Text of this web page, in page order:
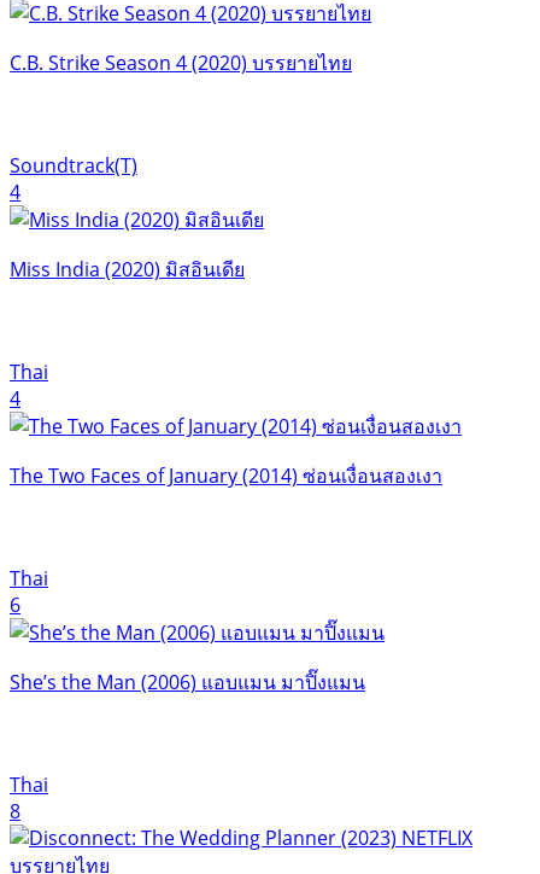
C.B. Strike Season 4 (2020) บรรยายไทย
Soundtrack(T)
4
Miss India (2020) มิสอินเดีย
Thai
4
The Two Faces of January (2014) ซ่อนเงื่อนสองเงา
Thai
6
She’s the Man (2006) แอบแมน มาปิ๊งแมน
Thai
8